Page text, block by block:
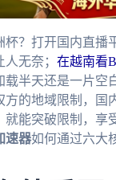
杯？打开国内直播
无奈； 在越南看
载半天还是一片
方的地域限制，国
就能突破限制，享
速器如何通过六大